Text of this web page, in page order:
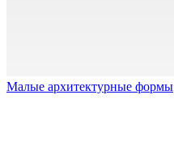
Малые архитектурные формы